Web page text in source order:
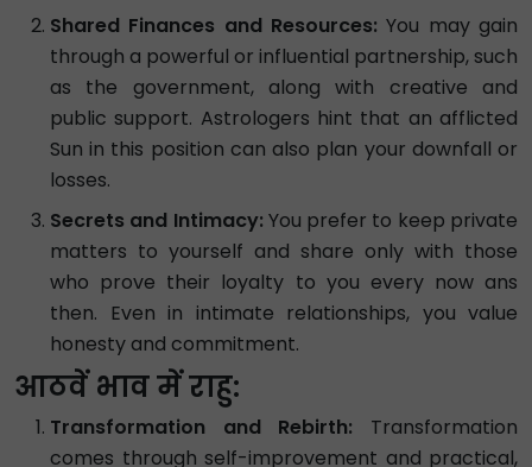
Shared Finances and Resources: You may gain
through a powerful or influential partnership, such
as the government, along with creative and
public support. Astrologers hint that an afflicted
Sun in this position can also plan your downfall or
losses.
Secrets and Intimacy: You prefer to keep private
matters to yourself and share only with those
who prove their loyalty to you every now ans
then. Even in intimate relationships, you value
honesty and commitment.
आठवें भाव में राहु:
Transformation and Rebirth: Transformation
comes through self-improvement and practical,